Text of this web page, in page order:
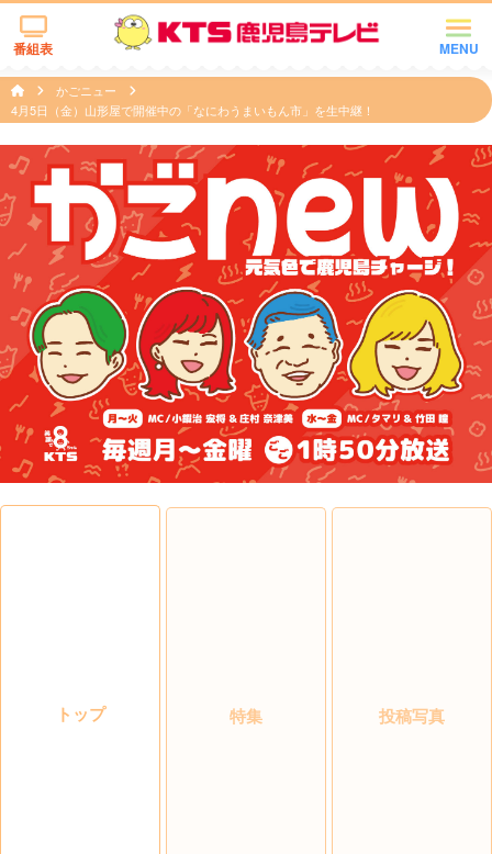
MENU
番組表
かごニュー
4月5日（金）山形屋で開催中の「なにわうまいもん市」を生中継！
トップ 特集 投稿写真